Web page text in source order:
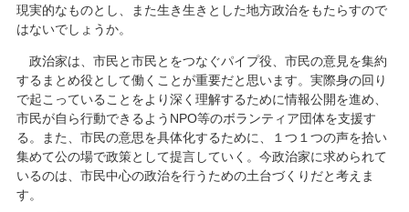
現実的なものとし、また生き生きとした地方政治をもたらすので
はないでしょうか。
政治家は、市民と市民とをつなぐパイプ役、市民の意見を集約
するまとめ役として働くことが重要だと思います。実際身の回り
で起こっていることをより深く理解するために情報公開を進め、
市民が自ら行動できるようNPO等のボランティア団体を支援す
る。また、市民の意思を具体化するために、１つ１つの声を拾い
集めて公の場で政策として提言していく。今政治家に求められて
いるのは、市民中心の政治を行うための土台づくりだと考えま
す。